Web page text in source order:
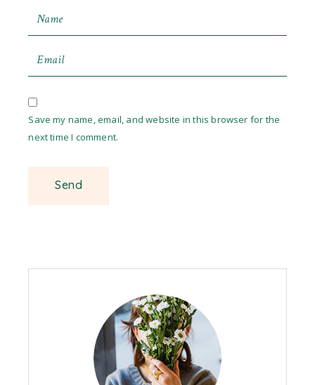
Save my name, email, and website in this browser for the
next time I comment.